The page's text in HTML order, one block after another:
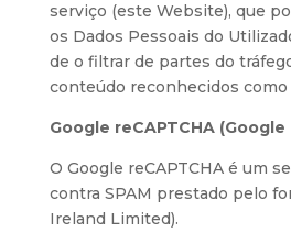
serviço (este Website), que
os Dados Pessoais do
de o filtrar de partes do
conteúdo reconhecidos como
Google reCAPTCHA
O Google reCAPTCHA é um
contra SPAM prestado pelo
Ireland Limited).